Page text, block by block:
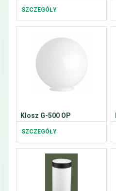
SZCZEGÓŁY
Klosz G-500 OP
SZCZEGÓŁY